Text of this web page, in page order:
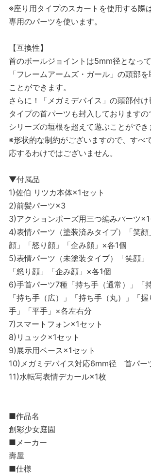
※座り用タイプのスカートを使用する際
専用のパーツを使います。
【互換性】
首のボールジョイントは5mm径となっ
「フレームアームズ・ガール」の頭部
ことができます。
さらに！「メガミデバイス」の頭部付
タイプの首パーツも封入しておりますの
シリーズの垣根を超えて遊ぶことができ
※形状的な制約がございますので、すべ
応するわけではございません。
▼付属品
1)佐伯 リツカ本体×1セット
2)前髪パーツ×3
3)アクションポーズ用三つ編みパーツ×1
4)表情パーツ（塗装済みタイプ）「笑顔
顔」「怒り顔」「企み顔」×各1個
5)表情パーツ（未塗装タイプ）「笑顔」
「怒り顔」「企み顔」×各1個
6)手首パーツ7種「持ち手（通常）」「
「持ち手（広）」「持ち手（丸）」「
手」「平手」×各左右分
7)スマートフォン×1セット
8)リュック×1セット
9)展示用ベース×1セット
10)メガミデバイス対応6mm径 首パー
11)水転写表情デカール×1枚
■作品名
創彩少女庭園
■メーカー
壽屋
■仕様